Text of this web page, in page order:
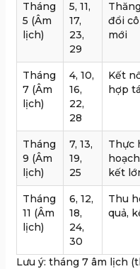
Tháng
5 (Âm
lịch)
5, 11,
17,
23,
29
đổi
mới
Tháng
7 (Âm
lịch)
4, 10,
16,
22,
28
Kết
hợp
Tháng
9 (Âm
lịch)
7, 13,
19,
25
Thực
kết
Tháng
11 (Âm
lịch)
6, 12,
18,
24,
30
Thu
quả,
Lưu ý: tháng 7 âm lịch